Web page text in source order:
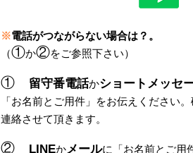
※電話がつながらない場合は？ 。
（①か②をご参照下さい）
① 留守番電話かショートメッセ
「お名前とご用件 」 をお伝えください。
連絡させて頂きます。
② LINEかメールに 「お名前とご用